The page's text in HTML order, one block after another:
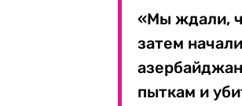
«Мы ждали,
затем
пыткам и